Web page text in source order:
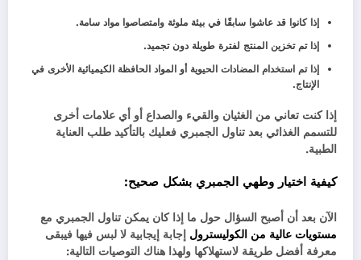
إذا كانوا قد عاشوا سابقًا في بيئة ملوثة وامتصاصوا مواد سامة.
إذا تم تخزين المنتج لفترة طويلة دون تجميد.
إذا تم استخدام المضادات الحيوية أو المواد الحافظة الكيميائية الأخرى في
الإنتاج.
إذا كنت تعاني من الغثيان والقيء والصداع أو أي علامات أخرى
للتسمم الغذائي بعد تناول الجمبري فعليك بالتأكيد طلب العناية
الطبية.
كيفية اختيار وطهي الجمبري بشكل صحيح:
الآن بعد أن أصبح السؤال حول ما إذا كان يمكن تناول الجمبري مع
مستويات عالية من الكوليسترول إجابة إيجابية لا لبس فيها فيبقى
معرفة أفضل طريقة لاستهلاكها ولهذا هناك التوصيات التالية: